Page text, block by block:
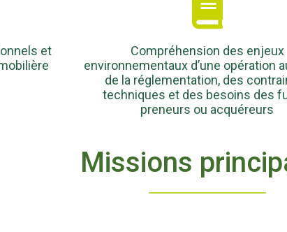
et
Compréhension des enjeux
environnementaux d’une opération
de la réglementation, des
techniques et des besoins des
preneurs ou acquéreurs
Missions